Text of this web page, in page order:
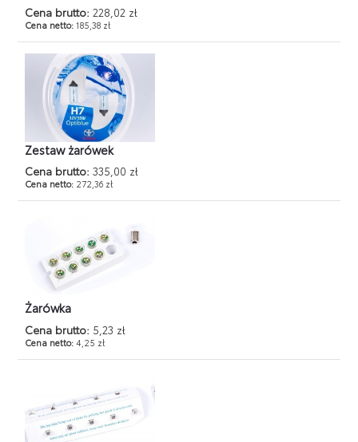
Cena brutto: 228,02 zł
Cena netto:185,38 zł
Zestaw żarówek
Cena brutto: 335,00 zł
Cena netto: 272,36 zł
Żarówka
Cena brutto: 5,23 zł
Cena netto:4,25 zł